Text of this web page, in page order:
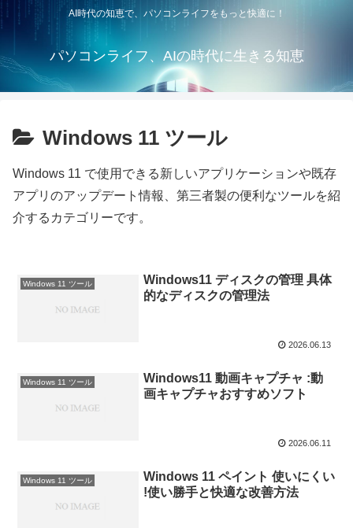
AI時代の知恵で、パソコンライフをもっと快適に！
パソコンライフ、AIの時代に生きる知恵
Windows 11 ツール
Windows 11 で使用できる新しいアプリケーションや既存
アプリのアップデート情報、第三者製の便利なツールを紹
介するカテゴリーです。
Windows 11 ツール
Windows11 ディスクの管理 具体
的なディスクの管理法
2026.06.13
Windows 11 ツール
Windows11 動画キャプチャ :動
画キャプチャおすすめソフト
2026.06.11
Windows 11 ツール
Windows 11 ペイント 使いにくい
!使い勝手と快適な改善方法